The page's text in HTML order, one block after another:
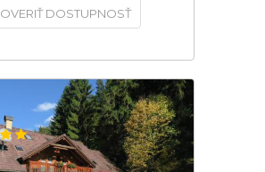
OVERIŤ DOSTUPNOSŤ